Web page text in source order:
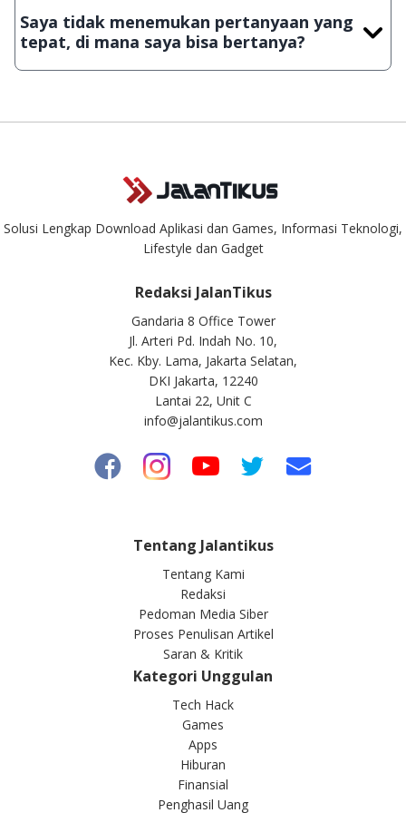
download secara manual, sehingga kuota sebesar ribuan
aplikasi & games tidak dapat tercapai dalam waktu yang
singkat.
Saya tidak menemukan pertanyaan yang
tepat, di mana saya bisa bertanya?
Kami dengan senang hati menjawab setiap pertanyaan yang
Solusi Lengkap Download Aplikasi dan Games, Informasi Teknologi,
Lifestyle dan Gadget
Redaksi JalanTikus
Gandaria 8 Office Tower
Jl. Arteri Pd. Indah No. 10,
Kec. Kby. Lama, Jakarta Selatan,
DKI Jakarta, 12240
Lantai 22, Unit C
info@jalantikus.com
Tentang Jalantikus
Tentang Kami
Redaksi
Pedoman Media Siber
Proses Penulisan Artikel
Saran & Kritik
Kategori Unggulan
Tech Hack
Games
Apps
Hiburan
Finansial
Penghasil Uang